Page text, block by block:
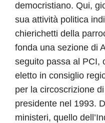
democristiano. Qui,
sua attività politica
chierichetti della
fonda una sezione di
seguito passa al PCI,
eletto in consiglio
per la circoscrizione
presidente nel 1993.
ministeri, quello